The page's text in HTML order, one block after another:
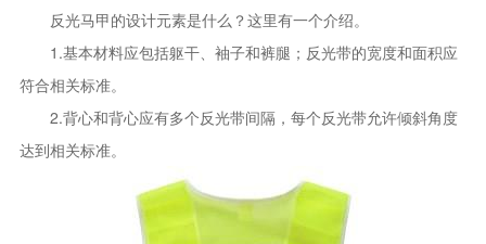
反光马甲的设计元素是什么？这里有一个介绍。
1.基本材料应包括躯干、袖子和裤腿；反光带的宽度和面积应
符合相关标准。
2.背心和背心应有多个反光带间隔，每个反光带允许倾斜角度
达到相关标准。